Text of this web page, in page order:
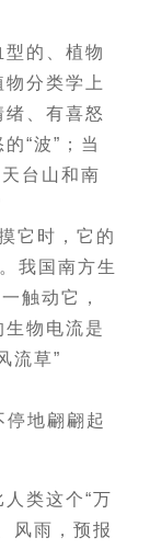
的、植物
分类学上
、有喜怒
“波”；当
台山和南
它时，它的
我国南方生
触动它，
物电流是
流草”
地翩翩起
类这个“万
风雨，预报